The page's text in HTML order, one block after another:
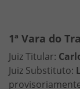
1ª Vara do
Juiz Titular:
Juiz Substituto:
provisoriamente